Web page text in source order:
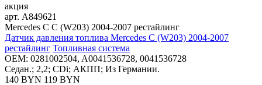
акция
арт. A849621
Mercedes C C (W203) 2004-2007 рестайлинг
Датчик давления топлива Mercedes C (W203) 2004-2007
рестайлинг Топливная система
OEM: 0281002504, A0041536728, 0041536728
Седан.; 2,2; CDi; АКПП; Из Германии.
140 BYN 119 BYN